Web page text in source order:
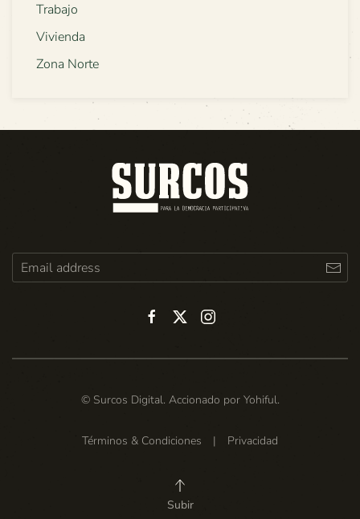
Trabajo
Vivienda
Zona Norte
© Surcos Digital. Accionado por Yohiful.
Términos & Condiciones | Privacidad
Subir